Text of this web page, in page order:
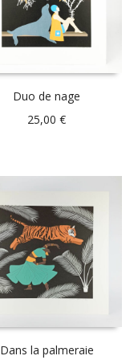
Duo de nage
25,00€
Dans la palmeraie